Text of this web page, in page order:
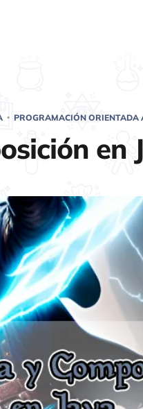
PROGRAMACIÓN ORIENTADA
en